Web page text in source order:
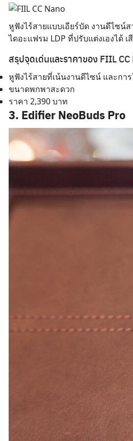
หูฟังไร้สายแบบเอียร์บัด งานดีไซน์
ไดอะแฟรม LDP ที่ปรับแต่งเองได้
สรุปจุดเด่นและราคาของ FIIL CC
หูฟังไร้สายที่เน้นงานดีไซน์ และกา
ขนาดพกพาสะดวก
ราคา 2,390 บาท
3. Edifier NeoBuds Pro